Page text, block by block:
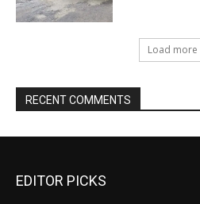
Load more
RECENT COMMENTS
EDITOR PICKS